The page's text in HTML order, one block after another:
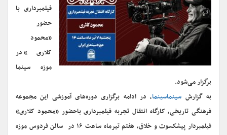
فیلمبرداری با
حضور
«محمود
کلاری» در
موزه سینما
برگزار می‌شود.
به گزارش سینماسینما، در ادامه برگزاری دوره‌های آموزشی این مجموعه
فرهنگی تاریخی، کارگاه انتقال تجربه فیلمبرداری باحضور «محمود کلاری»
فیلمبردار پیشکسوت و خلاق، هفتم تیرماه ساعت ۱۶ در سالن فردوس موزه